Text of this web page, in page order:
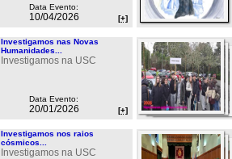
Data Evento:
10/04/2026 [+]
Investigamos nas Novas
Humanidades...
Investigamos na USC
Data Evento:
20/01/2026 [+]
Investigamos nos raios
cósmicos...
Investigamos na USC